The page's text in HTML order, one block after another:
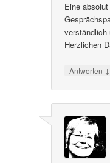
Eine
verständlich
Herzlichen
Antworten ↓